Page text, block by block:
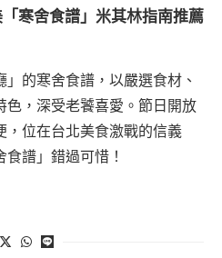
寒舍食譜」米其林指南推薦
的寒舍食譜，以嚴選食材、
色，深受老饕喜愛。節日開放
，位在台北美食激戰的信義
譜」錯過可惜！